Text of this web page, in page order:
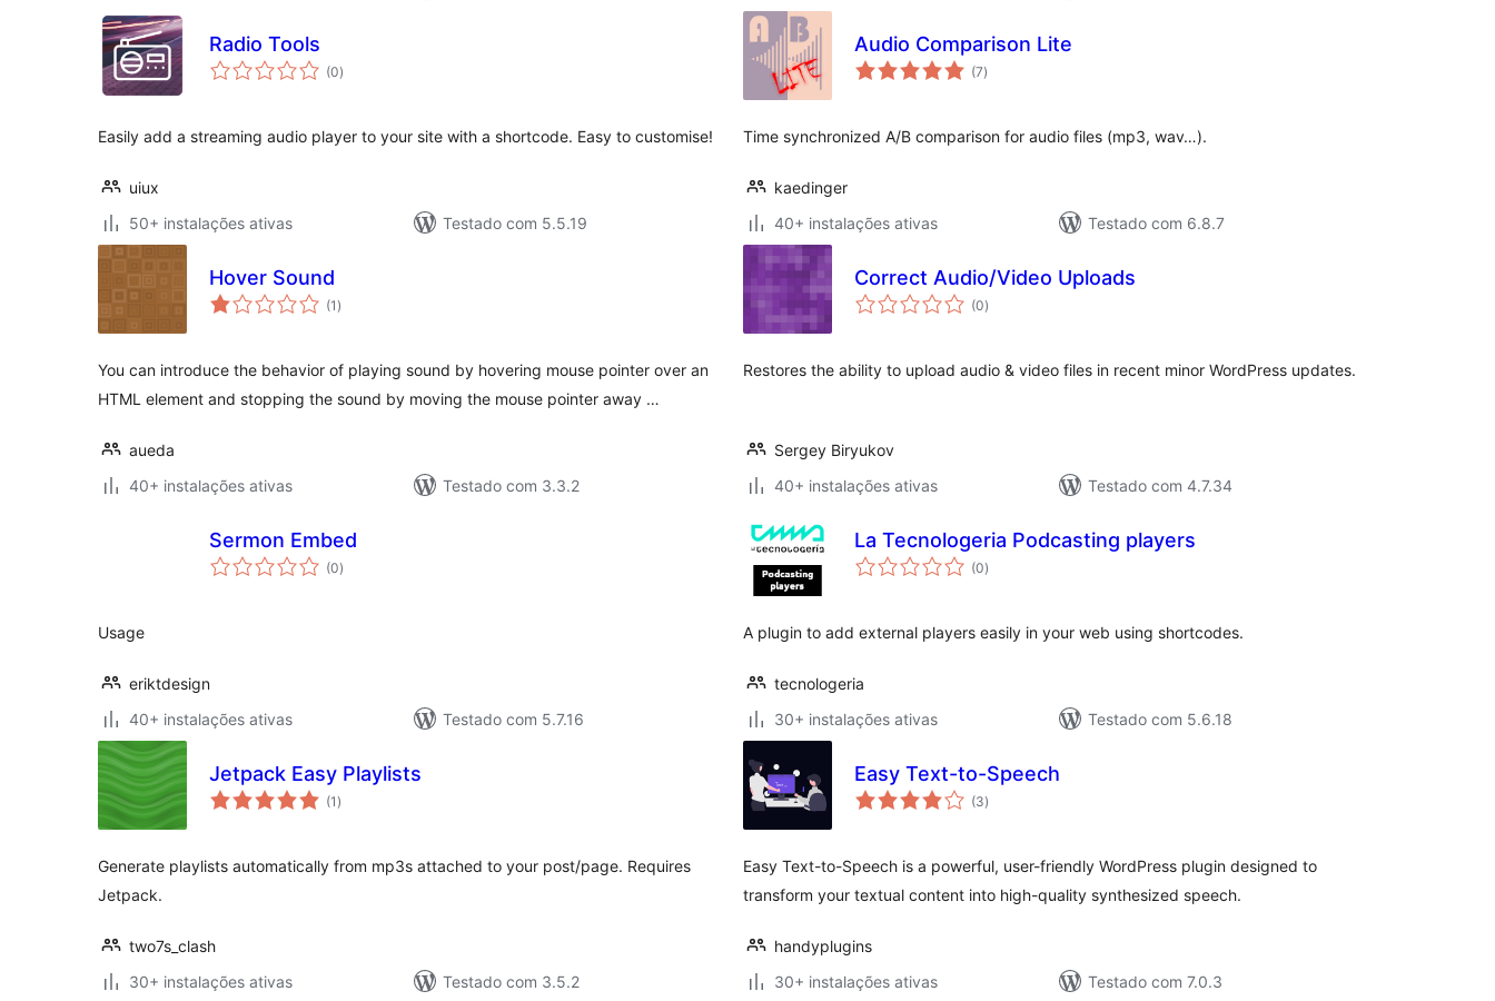
Radio Tools
(0avaliações
totais
)
Easily add a streaming audio player to your site with a shortcode. Easy to customise!
uiux
50+ instalações ativas
Testado com 5.5.19
Audio Comparison Lite
(7avaliações
totais
)
Time synchronized A/B comparison for audio files (mp3, wav…).
kaedinger
40+ instalações ativas
Testado com 6.8.7
Hover Sound
(1 avaliações
totais
)
You can introduce the behavior of playing sound by hovering mouse pointer over an
HTML element and stopping the sound by moving the mouse pointer away …
aueda
40+ instalações ativas
Testado com 3.3.2
Correct Audio/Video Uploads
(0avaliações
totais
)
Restores the ability to upload audio & video files in recent minor WordPress updates.
Sergey Biryukov
40+ instalações ativas
Testado com 4.7.34
Sermon Embed
(0avaliações
totais
)
Usage
eriktdesign
40+ instalações ativas
Testado com 5.7.16
La Tecnologeria Podcasting players
(0avaliações
totais
)
A plugin to add external players easily in your web using shortcodes.
tecnologeria
30+ instalações ativas
Testado com 5.6.18
Jetpack Easy Playlists
(1 avaliações
totais
)
Generate playlists automatically from mp3s attached to your post/page. Requires
Jetpack.
two7s_clash
30+ instalações ativas
Testado com 3.5.2
Easy Text-to-Speech
(3avaliações
totais
)
Easy Text-to-Speech is a powerful, user-friendly WordPress plugin designed to
transform your textual content into high-quality synthesized speech.
handyplugins
30+ instalações ativas
Testado com 7.0.3